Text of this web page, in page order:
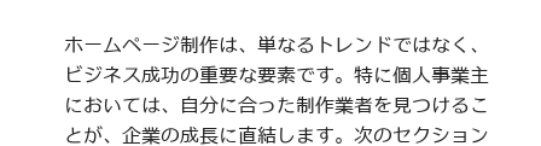
ホームページ制作は、単なるトレンドではなく、
ビジネス成功の重要な要素です。特に個人事業主
においては、自分に合った制作業者を見つけるこ
とが、企業の成長に直結します。次のセクション